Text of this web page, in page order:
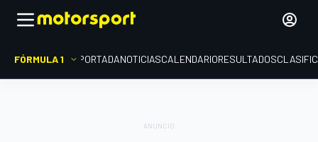
FÓRMULA 1 PORTADANOTICIASCALENDARIORESULTADOS